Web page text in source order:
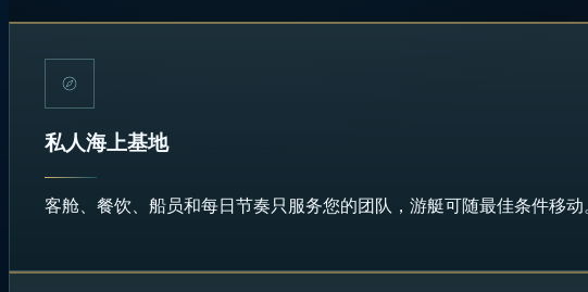
私人海上基地
客舱、餐饮、船员和每日节奏只服务您的团队，游艇可随最佳条件移动